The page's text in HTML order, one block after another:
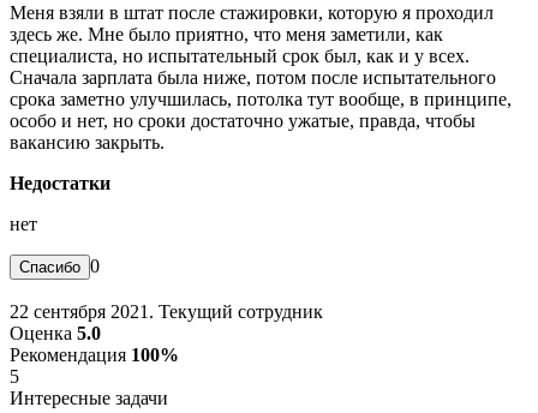
Меня взяли в штат после стажировки, которую я проходил
здесь же. Мне было приятно, что меня заметили, как
специалиста, но испытательный срок был, как и у всех.
Сначала зарплата была ниже, потом после испытательного
срока заметно улучшилась, потолка тут вообще, в принципе,
особо и нет, но сроки достаточно ужатые, правда, чтобы
вакансию закрыть.
Недостатки
нет
0
22 сентября 2021. Текущий сотрудник
Оценка 5.0
Рекомендация 100%
5
Интересные задачи